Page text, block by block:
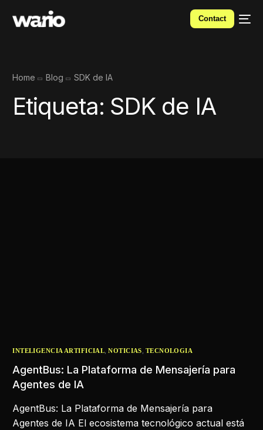
Contact
Home Blog SDK de IA
Etiqueta: SDK de IA
INTELIGENCIA ARTIFICIAL,NOTICIAS, TECNOLOGIA
AgentBus: La Plataforma de Mensajería para
Agentes de IA
AgentBus: La Plataforma de Mensajería para
Agentes de IA El ecosistema tecnológico actual está